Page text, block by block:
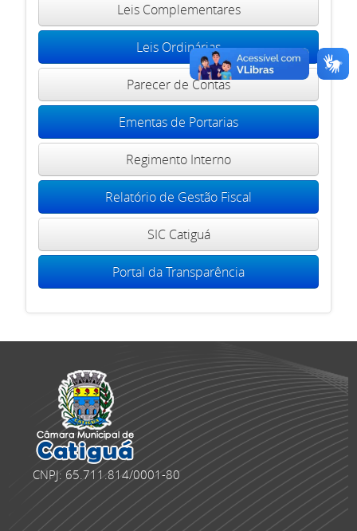
Leis Complementares
Leis Ordinárias
Parecer de Contas
Ementas de Portarias
Regimento Interno
Relatório de Gestão Fiscal
SIC Catiguá
Portal da Transparência
CNPJ: 65.711.814/0001-80